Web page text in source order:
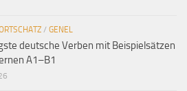
/ GENEL
deutsche Verben mit Beispielsätzen
A1–B1